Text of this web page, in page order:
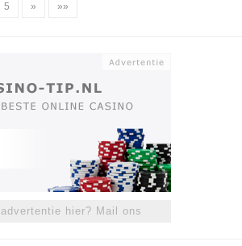
5 » »»
advertentie hier? Mail ons